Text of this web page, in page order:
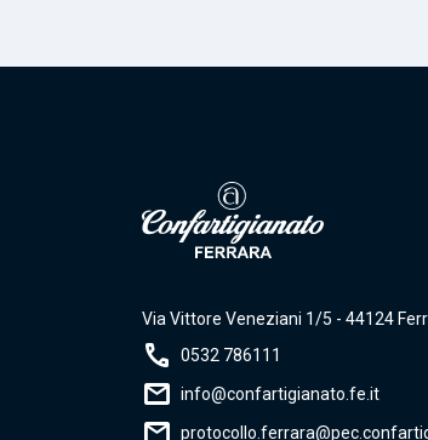
Via Vittore Veneziani 1/5 - 44124
call 0532 786111
mail info@confartigianato.fe.it